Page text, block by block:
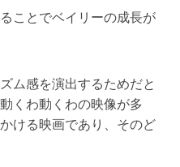
ことでベイリーの成長が
ム感を演出するためだと
くわ動くわの映像が多
ける映画であり、そのど